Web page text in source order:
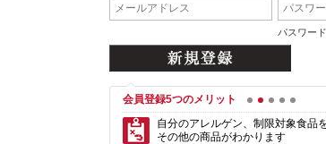
パスワー
会員登録5つのメリット 1 2 3 4
自分のアレルゲン、制限対象食品
その他の商品がわかります